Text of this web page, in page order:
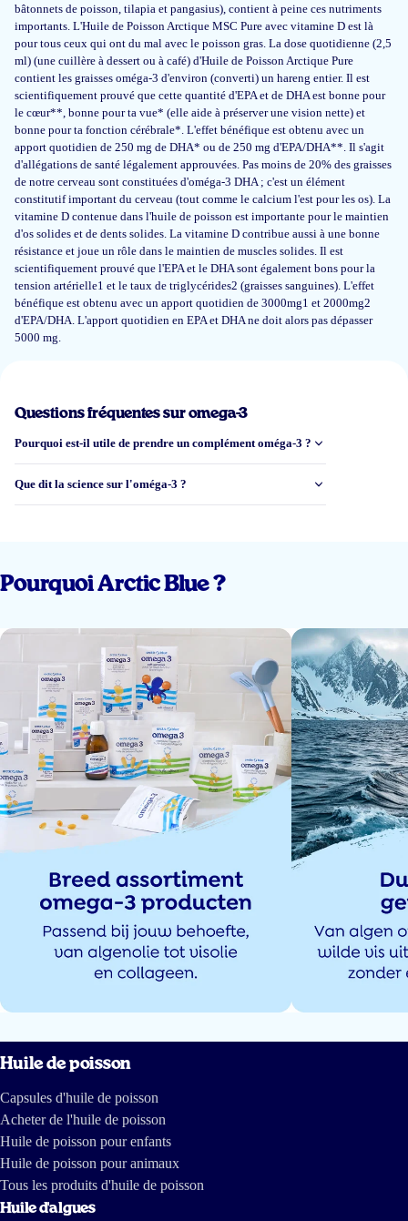
E van Venrooij
31 oct 2025
Makkelijk in te en door toevoeging van citroen, valt de vissmaak
nagenoeg weg.
Wilma
20 oct 2025
Gebruik het sinds kort; kan er nog geen mening over vormen.
H. Lomulder
Charger plus d'avis
bâtonnets de poisson, tilapia et pangasius), contient à peine ces nutriments
importants. L'Huile de Poisson Arctique MSC Pure avec vitamine D est là
pour tous ceux qui ont du mal avec le poisson gras. La dose quotidienne (2,5
ml) (une cuillère à dessert ou à café) d'Huile de Poisson Arctique Pure
contient les graisses oméga-3 d'environ (converti) un hareng entier. Il est
scientifiquement prouvé que cette quantité d'EPA et de DHA est bonne pour
le cœur**, bonne pour ta vue* (elle aide à préserver une vision nette) et
bonne pour ta fonction cérébrale*. L'effet bénéfique est obtenu avec un
apport quotidien de 250 mg de DHA* ou de 250 mg d'EPA/DHA**. Il s'agit
d'allégations de santé légalement approuvées. Pas moins de 20% des graisses
de notre cerveau sont constituées d'oméga-3 DHA ; c'est un élément
constitutif important du cerveau (tout comme le calcium l'est pour les os). La
vitamine D contenue dans l'huile de poisson est importante pour le maintien
d'os solides et de dents solides. La vitamine D contribue aussi à une bonne
résistance et joue un rôle dans le maintien de muscles solides. Il est
scientifiquement prouvé que l'EPA et le DHA sont également bons pour la
tension artérielle1 et le taux de triglycérides2 (graisses sanguines). L'effet
bénéfique est obtenu avec un apport quotidien de 3000mg1 et 2000mg2
d'EPA/DHA. L'apport quotidien en EPA et DHA ne doit alors pas dépasser
5000 mg.
Questions fréquentes sur omega-3
Pourquoi est-il utile de prendre un complément oméga-3 ?
Que dit la science sur l'oméga-3 ?
Pourquoi Arctic Blue ?
Huile de poisson
Capsules d'huile de poisson
Acheter de l'huile de poisson
Huile de poisson pour enfants
Huile de poisson pour animaux
Tous les produits d'huile de poisson
Huile d'algues